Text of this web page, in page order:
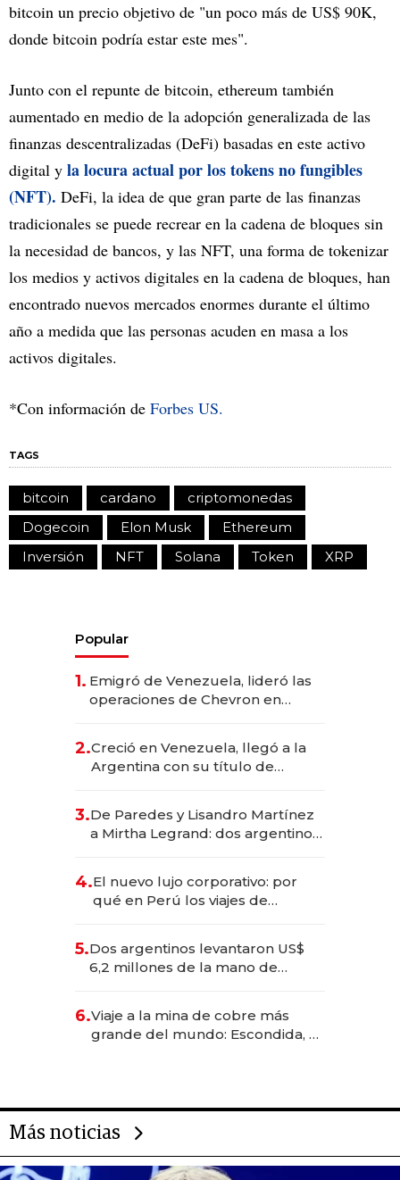
bitcoin un precio objetivo de "un poco más de US$ 90K,
donde bitcoin podría estar este mes".
Junto con el repunte de bitcoin, ethereum también
aumentado en medio de la adopción generalizada de las
finanzas descentralizadas (DeFi) basadas en este activo
digital y la locura actual por los tokens no fungibles
(NFT). DeFi, la idea de que gran parte de las finanzas
tradicionales se puede recrear en la cadena de bloques sin
la necesidad de bancos, y las NFT, una forma de tokenizar
los medios y activos digitales en la cadena de bloques, han
encontrado nuevos mercados enormes durante el último
año a medida que las personas acuden en masa a los
activos digitales.
*Con información de Forbes US.
TAGS
bitcoin cardano
criptomonedas
Dogecoin
Elon Musk
Ethereum
Inversión
NFT Solana Token XRP
Popular
1. Emigró de Venezuela, lideró las
operaciones de Chevron en
2.Creció en Venezuela, llegó a la
Argentina con su título de
las marcas "fast premium"
3.De Paredes y Lisandro Martínez
a Mirtha Legrand: dos argentinos
4.El nuevo lujo corporativo: por
qué en Perú los viajes de
para convertirse en experiencias
transformadoras
5.Dos argentinos levantaron US$
6,2 millones de la mano de
6.Viaje a la mina de cobre más
grande del mundo: Escondida, el
Más noticias